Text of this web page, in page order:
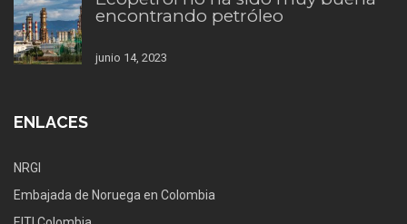
encontrando petróleo
junio 14, 2023
ENLACES
NRGI
Embajada de Noruega en Colombia